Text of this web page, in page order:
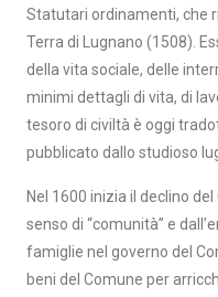
Statutari ordinamenti, che
Terra di Lugnano (1508).
della vita sociale, delle
minimi dettagli di vita, di
tesoro di civiltà è oggi
pubblicato dallo studioso
Nel 1600 inizia il declino
senso di “comunità” e
famiglie nel governo del
beni del Comune per